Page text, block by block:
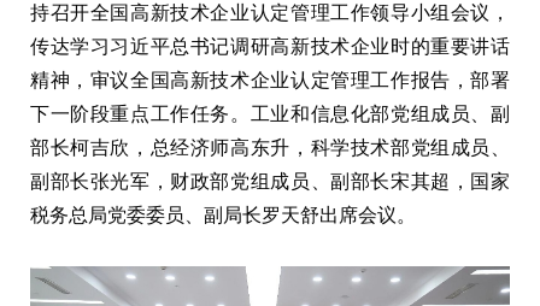
持召开全国高新技术企业认定管理工作领导小组会议，
传达学习习近平总书记调研高新技术企业时的重要讲话
精神，审议全国高新技术企业认定管理工作报告，部署
下一阶段重点工作任务。工业和信息化部党组成员、副
部长柯吉欣，总经济师高东升，科学技术部党组成员、
副部长张光军，财政部党组成员、副部长宋其超，国家
税务总局党委委员、副局长罗天舒出席会议。